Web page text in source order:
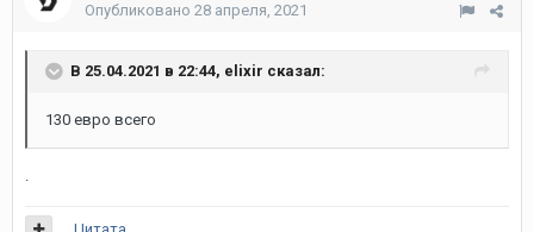
Опубликовано 28 апреля, 2021
В 25.04.2021 в 22:44, elixir сказал:
130 евро всего
.